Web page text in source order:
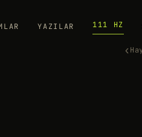
YAZILAR 111 HZ
‹